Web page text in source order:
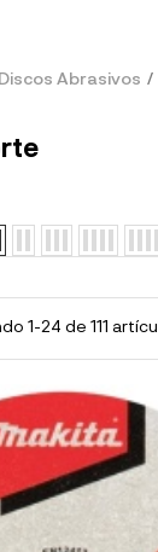
Discos Abrasivos
1-24 de 111